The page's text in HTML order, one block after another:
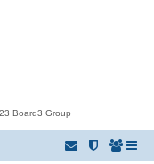
Board3 Group